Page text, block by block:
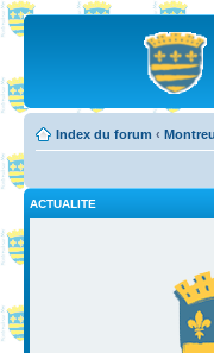
Index du forum ‹
ACTUALITE